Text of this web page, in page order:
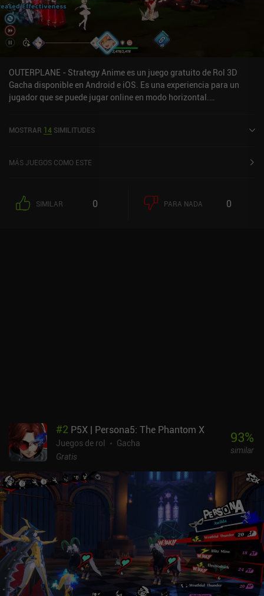
OUTERPLANE - Strategy Anime es un juego gratuito de Rol 3D
Gacha disponible en Android e iOS. Es una experiencia para un
jugador que se puede jugar online en modo horizontal.
sobre 5,0 en la App Store de iOS.
MOSTRAR 14 SIMILITUDES
MÁS JUEGOS COMO ESTE
SIMILAR 0 PARA NADA 0
#2 P5X | Persona5: The Phantom X
Juegos de rol
Gacha
Gratis
93%
similar